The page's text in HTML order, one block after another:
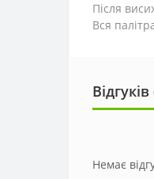
Після
Вся
Відгуків
Немає